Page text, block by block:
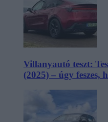
Villanyautó teszt:
(2025) – úgy feszes,